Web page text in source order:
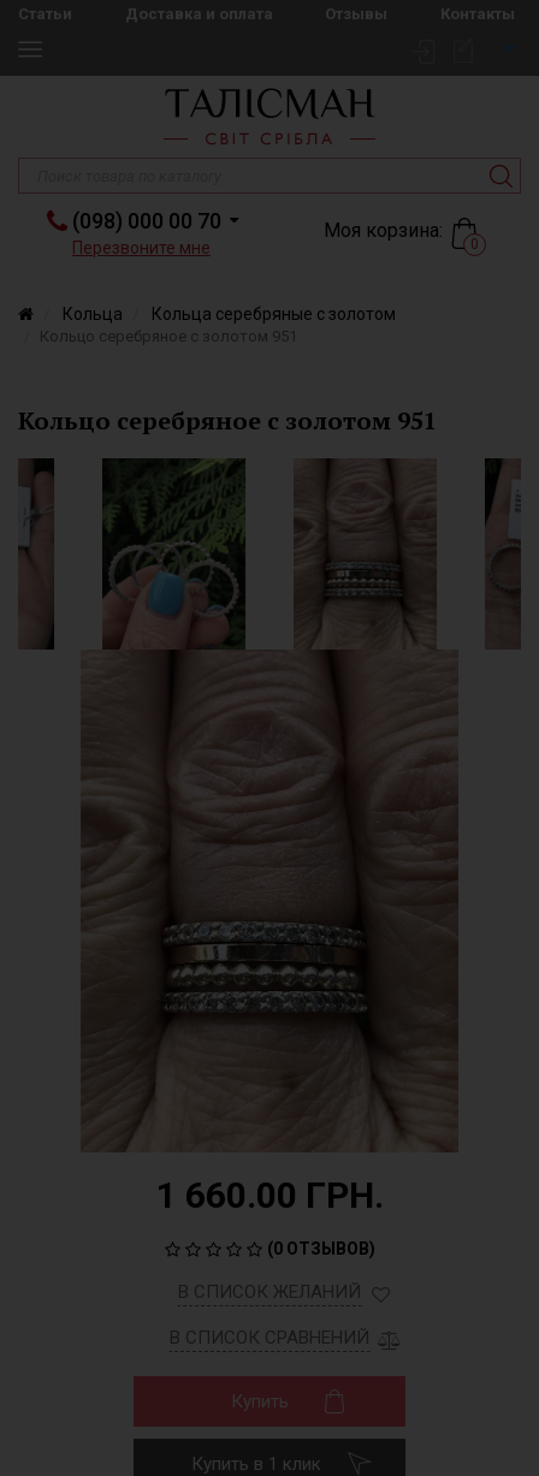
Статьи Доставка и оплата Отзывы Контакты
(098) 000 00 70
Перезвоните мне
Моя корзина:
0
Кольца Кольца серебряные с золотом
Кольцо серебряное с золотом 951
Кольцо серебряное с золотом 951
1 660.00 ГРН.
(0 ОТЗЫВОВ)
В СПИСОК ЖЕЛАНИЙ
В СПИСОК СРАВНЕНИЙ
Купить
Купить в 1 клик